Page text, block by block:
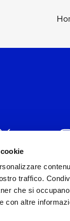
traffico.
che si
con altre
ITALIA s.r.l.
Iscritta al
Capitale
practices in